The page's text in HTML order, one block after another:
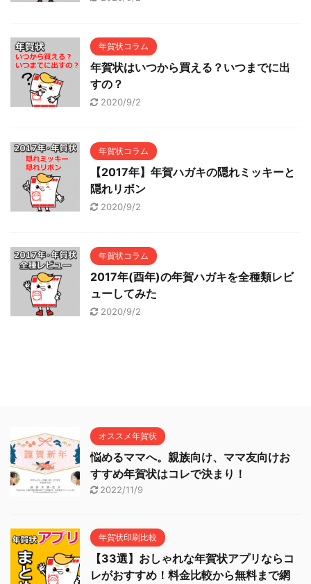
年賀状コラム
年賀状はいつから買える？いつまでに出
すの？
2020/9/2
年賀状コラム
【2017年】年賀ハガキの隠れミッキーと
隠れリボン
2020/9/2
年賀状コラム
2017年(酉年)の年賀ハガキを全種類レビ
ューしてみた
2020/9/2
オススメ年賀状
悩めるママへ。親族向け、ママ友向けお
すすめ年賀状はコレで決まり！
2022/11/9
年賀状印刷比較
【33選】おしゃれな年賀状アプリならコ
レがおすすめ！料金比較から無料まで網